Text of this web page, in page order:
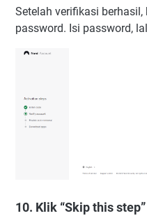
Setelah verifikasi
password. Isi password,
10. Klik “Skip this step”